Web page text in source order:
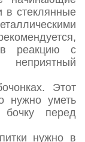
в стеклянные
в реакцию с
неприятный
Этот
нужно уметь
бочку перед
нужно в